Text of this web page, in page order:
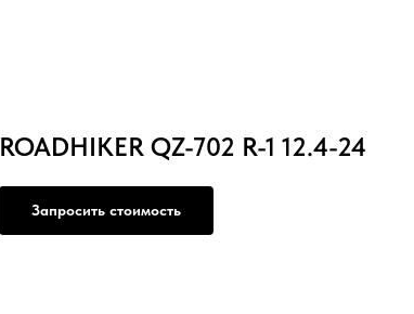
ROADHIKER QZ-702 R-1 12.4-24
Запросить стоимость